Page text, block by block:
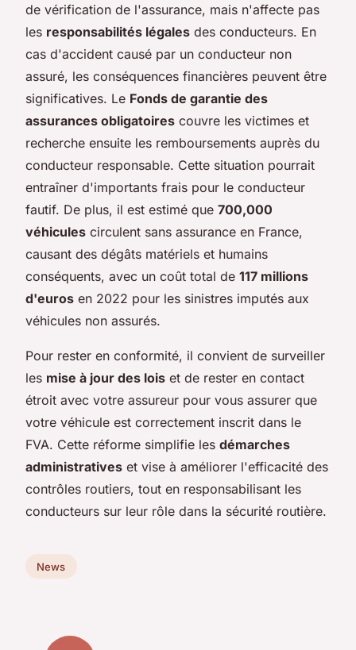
de vérification de l'assurance, mais n'affecte pas
les responsabilités légales des conducteurs. En
cas d'accident causé par un conducteur non
assuré, les conséquences financières peuvent être
significatives. Le Fonds de garantie des
assurances obligatoires couvre les victimes et
recherche ensuite les remboursements auprès du
conducteur responsable. Cette situation pourrait
entraîner d'importants frais pour le conducteur
fautif. De plus, il est estimé que 700,000
véhicules circulent sans assurance en France,
causant des dégâts matériels et humains
conséquents, avec un coût total de 117 millions
d'euros en 2022 pour les sinistres imputés aux
véhicules non assurés.
Pour rester en conformité, il convient de surveiller
les mise à jour des lois et de rester en contact
étroit avec votre assureur pour vous assurer que
votre véhicule est correctement inscrit dans le
FVA. Cette réforme simplifie les démarches
administratives et vise à améliorer l'efficacité des
contrôles routiers, tout en responsabilisant les
conducteurs sur leur rôle dans la sécurité routière.
News